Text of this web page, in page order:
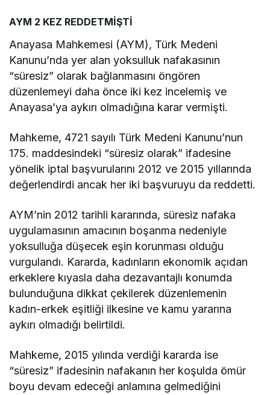
AYM 2 KEZ REDDETMİŞTİ
Anayasa Mahkemesi (AYM), Türk Medeni
Kanunu’nda yer alan yoksulluk nafakasının
“süresiz” olarak bağlanmasını öngören
düzenlemeyi daha önce iki kez incelemiş ve
Anayasa’ya aykırı olmadığına karar vermişti.
Mahkeme, 4721 sayılı Türk Medeni Kanunu’nun
175. maddesindeki “süresiz olarak” ifadesine
yönelik iptal başvurularını 2012 ve 2015 yıllarında
değerlendirdi ancak her iki başvuruyu da reddetti.
AYM’nin 2012 tarihli kararında, süresiz nafaka
uygulamasının amacının boşanma nedeniyle
yoksulluğa düşecek eşin korunması olduğu
vurgulandı. Kararda, kadınların ekonomik açıdan
erkeklere kıyasla daha dezavantajlı konumda
bulunduğuna dikkat çekilerek düzenlemenin
kadın-erkek eşitliği ilkesine ve kamu yararına
aykırı olmadığı belirtildi.
Mahkeme, 2015 yılında verdiği kararda ise
“süresiz” ifadesinin nafakanın her koşulda ömür
boyu devam edeceği anlamına gelmediğini